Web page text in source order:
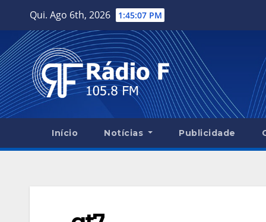
content
Qui. Ago 6th, 2026 1:45:08 PM
Início Notícias Publicidade